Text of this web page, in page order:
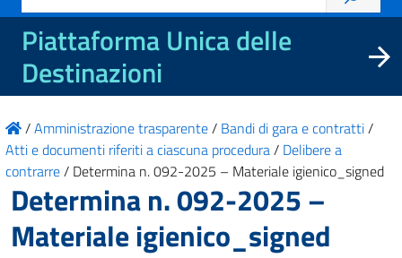
per:
Piattaforma Unica delle
Destinazioni
/Amministrazione trasparente/ Bandi di gara e contratti/
Atti e documenti riferiti a ciascuna procedura/ Delibere a
contrarre/ Determina n. 092-2025 – Materiale igienico_signed
Determina n. 092-2025 –
Materiale igienico_signed